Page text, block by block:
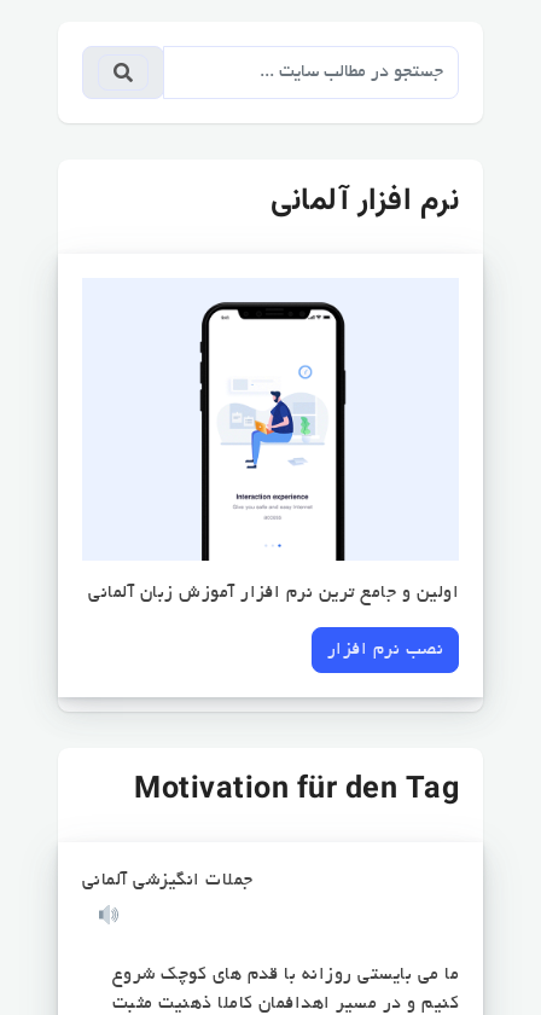
نرم افزار آلمانی
اولین و جامع ترین نرم افزار آموزش زبان آلمانی
نصب نرم افزار
Motivation für den Tag
جملات انگیزشی آلمانی
ما می بایستی روزانه با قدم های کوچک شروع
کنیم و در مسیر اهدافمان کاملا ذهنیت مثبت